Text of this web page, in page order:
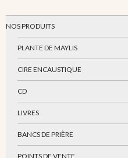
NOS PRODUITS
PLANTE DE MAYLIS
CIRE ENCAUSTIQUE
CD
LIVRES
BANCS DE PRIÈRE
POINTS DE VENTE